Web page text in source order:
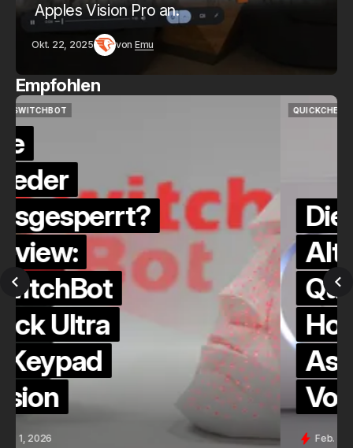
Apples Vision Pro an.
Okt. 22, 2025 von Emu
Empfohlen
QUICKCHECK
Die Alexa-
Alternative?
QuickCheck:
Home
Assistant
Voice (PE)